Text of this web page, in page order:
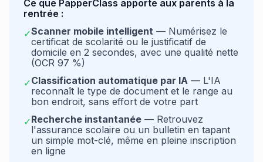
Ce que PapperClass apporte aux parents à la
rentrée :
✓Scanner mobile intelligent — Numérisez le
certificat de scolarité ou le justificatif de
domicile en 2 secondes, avec une qualité nette
(OCR 97 %)
✓Classification automatique par IA — L'IA
reconnaît le type de document et le range au
bon endroit, sans effort de votre part
✓Recherche instantanée — Retrouvez
l'assurance scolaire ou un bulletin en tapant
un simple mot-clé, même en pleine inscription
en ligne